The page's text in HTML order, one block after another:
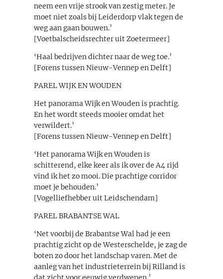
neem een vrije strook van zestig meter. Je
moet niet zoals bij Leiderdorp vlak tegen de
weg aan gaan bouwen.’
[Voetbalscheidsrechter uit Zoetermeer]
‘Haal bedrijven dichter naar de weg toe.’
[Forens tussen Nieuw-Vennep en Delft]
PAREL WIJK EN WOUDEN
Het panorama Wijk en Wouden is prachtig.
En het wordt steeds mooier omdat het
verwildert.’
[Forens tussen Nieuw-Vennep en Delft]
‘Het panorama Wijk en Wouden is
schitterend, elke keer als ik over de A4 rijd
vind ik het zo mooi. Die prachtige corridor
moet je behouden.’
[Vogelliefhebber uit Leidschendam]
PAREL BRABANTSE WAL
‘Net voorbij de Brabantse Wal had je een
prachtig zicht op de Westerschelde, je zag de
boten zo door het landschap varen. Met de
aanleg van het industrieterrein bij Rilland is